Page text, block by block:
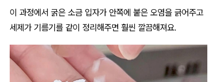
이 과정에서 굵은 소금 입자가 안쪽에 붙은 오염을 긁어주고
세제가 기름기를 같이 정리해주면 훨씬 깔끔해져요.